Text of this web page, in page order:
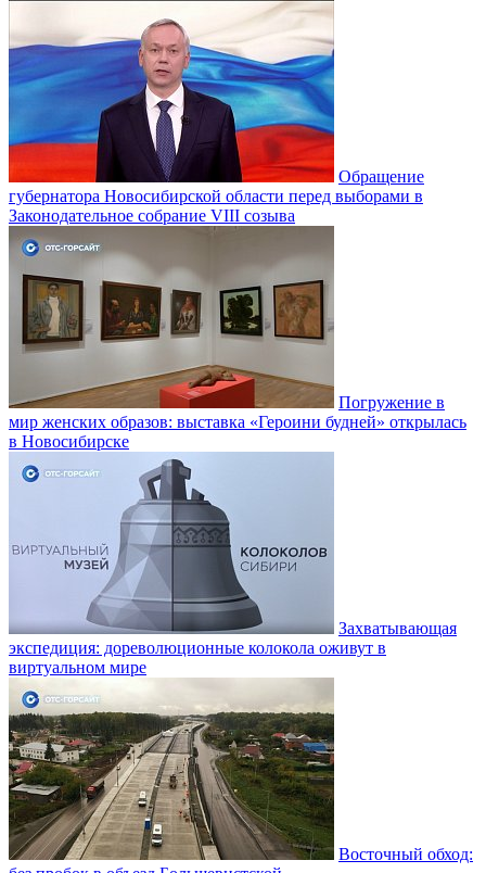
Обращение
губернатора Новосибирской области перед выборами в
Законодательное собрание VIII созыва
Погружение в
мир женских образов: выставка «Героини будней» открылась
в Новосибирске
Захватывающая
экспедиция: дореволюционные колокола оживут в
виртуальном мире
Восточный обход: